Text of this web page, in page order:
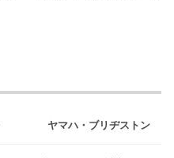
ヤマハ・ブリヂストン